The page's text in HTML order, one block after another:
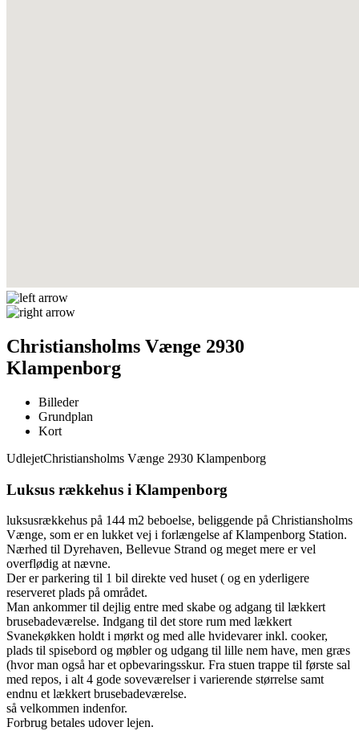
Christiansholms Vænge 2930
Klampenborg
Billeder
Grundplan
Kort
UdlejetChristiansholms Vænge 2930 Klampenborg
Luksus rækkehus i Klampenborg
luksusrækkehus på 144 m2 beboelse, beliggende på Christiansholms
Vænge, som er en lukket vej i forlængelse af Klampenborg Station.
Nærhed til Dyrehaven, Bellevue Strand og meget mere er vel
overflødig at nævne.
Der er parkering til 1 bil direkte ved huset ( og en yderligere
reserveret plads på området.
Man ankommer til dejlig entre med skabe og adgang til lækkert
brusebadeværelse. Indgang til det store rum med lækkert
Svanekøkken holdt i mørkt og med alle hvidevarer inkl. cooker,
plads til spisebord og møbler og udgang til lille nem have, men græs
(hvor man også har et opbevaringsskur. Fra stuen trappe til første sal
med repos, i alt 4 gode soveværelser i varierende størrelse samt
endnu et lækkert brusebadeværelse.
så velkommen indenfor.
Forbrug betales udover lejen.